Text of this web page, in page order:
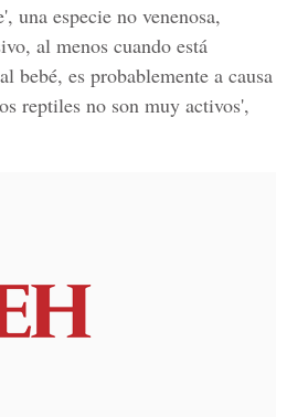
una especie no venenosa,
al menos cuando está
bebé, es probablemente a causa
reptiles no son muy activos',